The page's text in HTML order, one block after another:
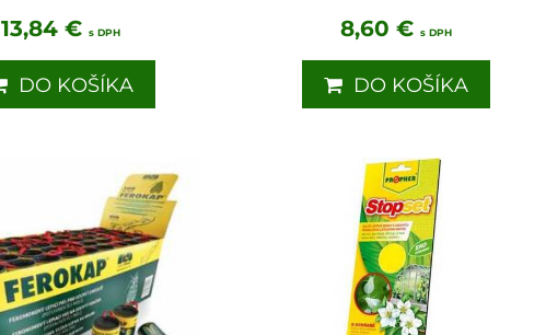
13,84 €s DPH
DO KOŠÍKA
8,60 € s DPH
DO KOŠÍKA